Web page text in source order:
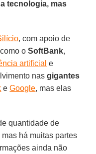
tecnologia, mas
, com apoio de
oSoftBank,
artificial e
nasgigantes
eGoogle, mas elas
quantidade de
há muitas partes
ainda não